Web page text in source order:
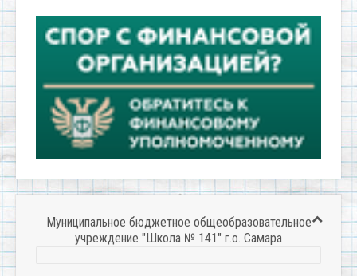
Муниципальное бюджетное общеобразовательное
учреждение "Школа № 141" г.о. Самара